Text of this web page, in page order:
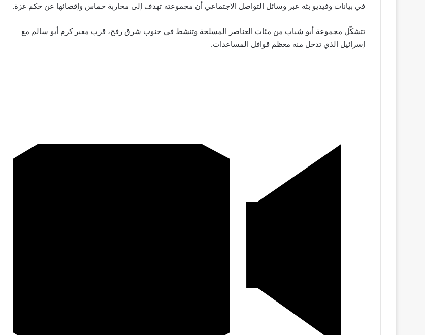
في بيانات وفيديو بثه عبر وسائل التواصل الاجتماعي أن مجموعته تهدف إلى محاربة حماس وإقصائها عن حكم غزة.
تتشكّل مجموعة أبو شباب من مئات العناصر المسلحة وتنشط في جنوب شرق رفح، قرب معبر كرم أبو سالم مع
إسرائيل الذي تدخل منه معظم قوافل المساعدات.